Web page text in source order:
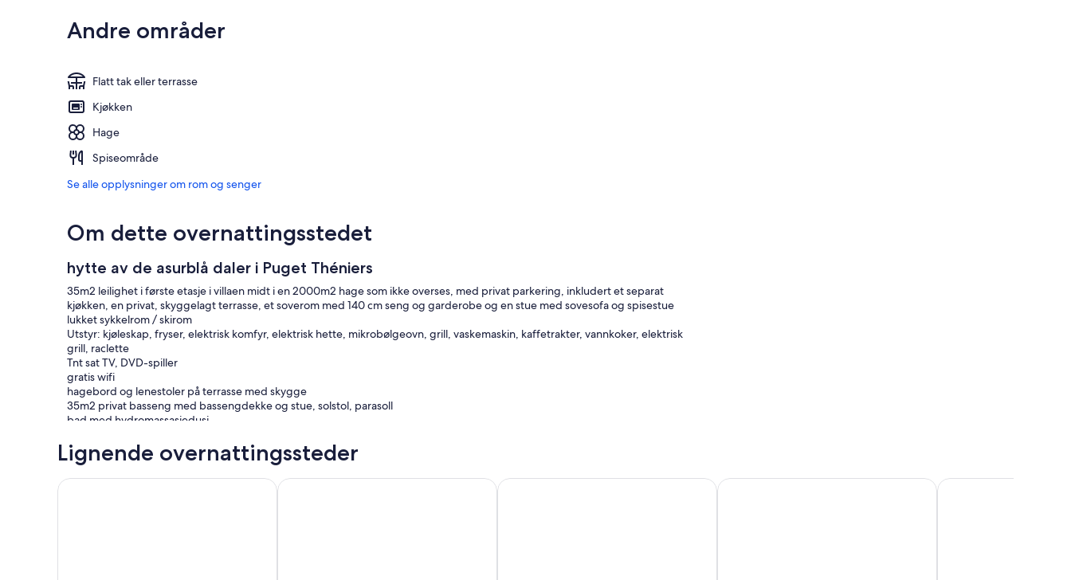
Andre områder
Flatt tak eller terrasse
Kjøkken
Hage
Spiseområde
Se alle opplysninger om rom og senger
Om dette overnattingsstedet
hytte av de asurblå daler i Puget Théniers
35m2 leilighet i første etasje i villaen midt i en 2000m2 hage som ikke overses, med privat parkering, inkludert et separat
kjøkken, en privat, skyggelagt terrasse, et soverom med 140 cm seng og garderobe og en stue med sovesofa og spisestue
lukket sykkelrom / skirom
Utstyr: kjøleskap, fryser, elektrisk komfyr, elektrisk hette, mikrobølgeovn, grill, vaskemaskin, kaffetrakter, vannkoker, elektrisk
grill, raclette
Tnt sat TV, DVD-spiller
gratis wifi
hagebord og lenestoler på terrasse med skygge
35m2 privat basseng med bassengdekke og stue, solstol, parasoll
bad med hydromassasjedusj
sengetøy leveres på forespørsel
1100-tallets provençalske landsby med alle butikker og fasiliteter
eier som bor på stedet som ønsker deg velkommen
Lignende overnattingssteder
Landsbyhus GARS Vallée de L'Estéron - 4 Pers. Rolig og behageligFeriehus ENTREVAUX innlandet i Nice Alpes de haute ProvenceDomaine du Fa: "skolen" hytte på kanten av en kastanje hundreårsjubileum
"Faktor" hytte i området fra Fa, plassert på en høyde
mellom sjø og fjell